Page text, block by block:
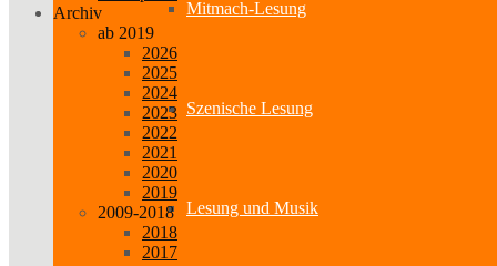
Mitmach-Lesung
Szenische Lesung
Lesung und Musik
Archiv
ab 2019
2026
2025
2024
2023
2022
2021
2020
2019
2009-2018
2018
2017